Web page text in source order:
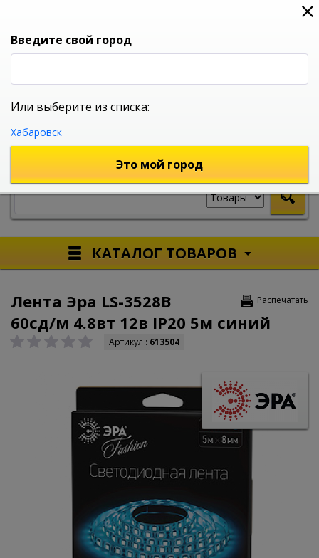
0
УНИВЕРСАЛЬНЫЙ ИНТЕРНЕТ МАГАЗИН
КАТАЛОГ ТОВАРОВ
Распечатать
Лента Эра LS-3528B
60сд/м 4.8вт 12в IP20 5м синий
Артикул : 613504
Введите свой город
Или выберите из списка:
Хабаровск
Это мой город